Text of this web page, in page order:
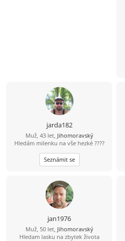
jarda182
Muž, 43 let, Jihomoravský
Hledám milenku na vše hezké ????
Seznámit se
jan1976
Muž, 50 let, Jihomoravský
Hledam lasku na zbytek života